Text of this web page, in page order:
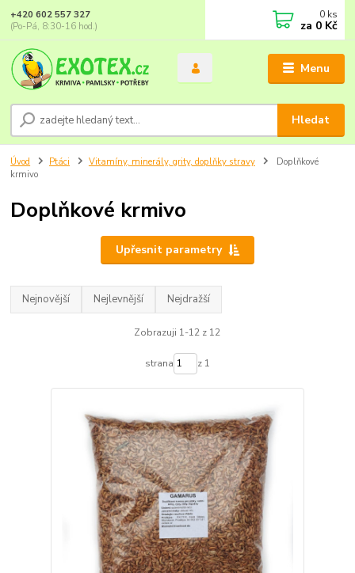
Menu
Hledat
+420 602 557 327
(Po-Pá, 8:30-16 hod.)
0 ks
za 0 Kč
Úvod Ptáci Vitamíny, minerály, grity, doplňky stravy
Doplňkové
krmivo
Doplňkové krmivo
Upřesnit parametry
Nejnovější Nejlevnější Nejdražší
Zobrazuji 1-12 z 12
strana z 1